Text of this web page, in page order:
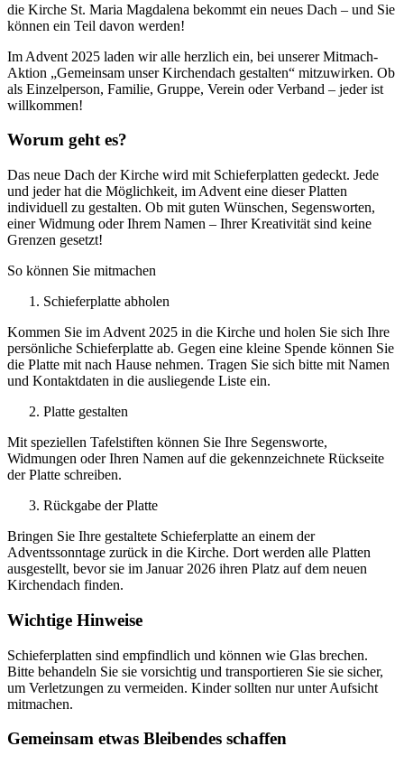
die Kirche St. Maria Magdalena bekommt ein neues Dach – und Sie
können ein Teil davon werden!
Im Advent 2025 laden wir alle herzlich ein, bei unserer Mitmach-
Aktion „Gemeinsam unser Kirchendach gestalten“ mitzuwirken. Ob
als Einzelperson, Familie, Gruppe, Verein oder Verband – jeder ist
willkommen!
Worum geht es?
Das neue Dach der Kirche wird mit Schieferplatten gedeckt. Jede
und jeder hat die Möglichkeit, im Advent eine dieser Platten
individuell zu gestalten. Ob mit guten Wünschen, Segensworten,
einer Widmung oder Ihrem Namen – Ihrer Kreativität sind keine
Grenzen gesetzt!
So können Sie mitmachen
Schieferplatte abholen
Kommen Sie im Advent 2025 in die Kirche und holen Sie sich Ihre
persönliche Schieferplatte ab. Gegen eine kleine Spende können Sie
die Platte mit nach Hause nehmen. Tragen Sie sich bitte mit Namen
und Kontaktdaten in die ausliegende Liste ein.
Platte gestalten
Mit speziellen Tafelstiften können Sie Ihre Segensworte,
Widmungen oder Ihren Namen auf die gekennzeichnete Rückseite
der Platte schreiben.
Rückgabe der Platte
Bringen Sie Ihre gestaltete Schieferplatte an einem der
Adventssonntage zurück in die Kirche. Dort werden alle Platten
ausgestellt, bevor sie im Januar 2026 ihren Platz auf dem neuen
Kirchendach finden.
Wichtige Hinweise
Schieferplatten sind empfindlich und können wie Glas brechen.
Bitte behandeln Sie sie vorsichtig und transportieren Sie sie sicher,
um Verletzungen zu vermeiden. Kinder sollten nur unter Aufsicht
mitmachen.
Gemeinsam etwas Bleibendes schaffen